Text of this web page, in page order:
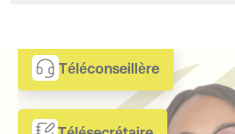
Téléconseillère